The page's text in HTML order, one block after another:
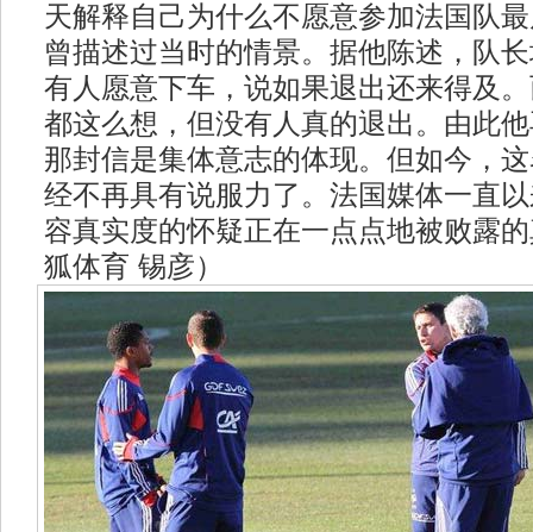
天解释自己为什么不愿意参加法国队
曾描述过当时的情景。据他陈述，队
有人愿意下车，说如果退出还来得及
都这么想，但没有人真的退出。由此
那封信是集体意志的体现。但如今，这
经不再具有说服力了。法国媒体一直
容真实度的怀疑正在一点点地被败露
狐体育 锡彦）